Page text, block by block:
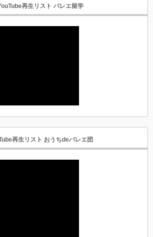
再生リスト バレエ留学
再生リスト おうちdeバレエ団